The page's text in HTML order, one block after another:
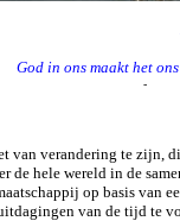
God in ons maakt het
-
verandering te zijn,
de hele wereld in de
op basis van
van de tijd te